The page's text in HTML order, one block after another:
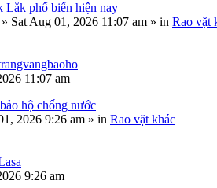
Lắk phổ biến hiện nay
» Sat Aug 01, 2026 11:07 am » in Rao vặt
11:07 am
hộ chống nước
2026 9:26 am » in Rao vặt khác
9:26 am